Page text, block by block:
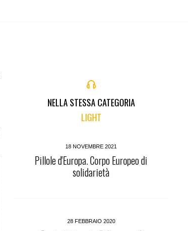
NELLA STESSA CATEGORIA
LIGHT
18 NOVEMBRE 2021
Pillole d'Europa. Corpo Europeo di
solidarietà
28 FEBBRAIO 2020